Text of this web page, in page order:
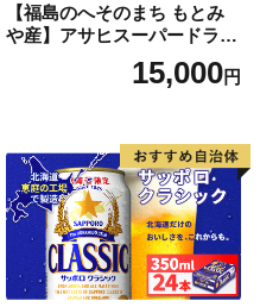
【福島のへそのまち もとみ
や産】アサヒスーパードライ
350ml×24本 合計8.4L 1ケー
ス アルコール度数5% 缶ビー
口 送料無料 カメイ 本宮市
【07214-0206】
15,000円